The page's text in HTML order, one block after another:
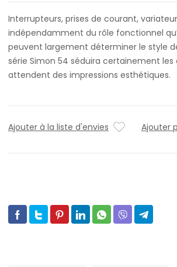
Interrupteurs, prises de courant,
indépendamment du rôle fonctionnel
peuvent largement déterminer le style
série Simon 54 séduira certainement les
attendent des impressions esthétiques.
Ajouter à la liste d'envies Ajouter